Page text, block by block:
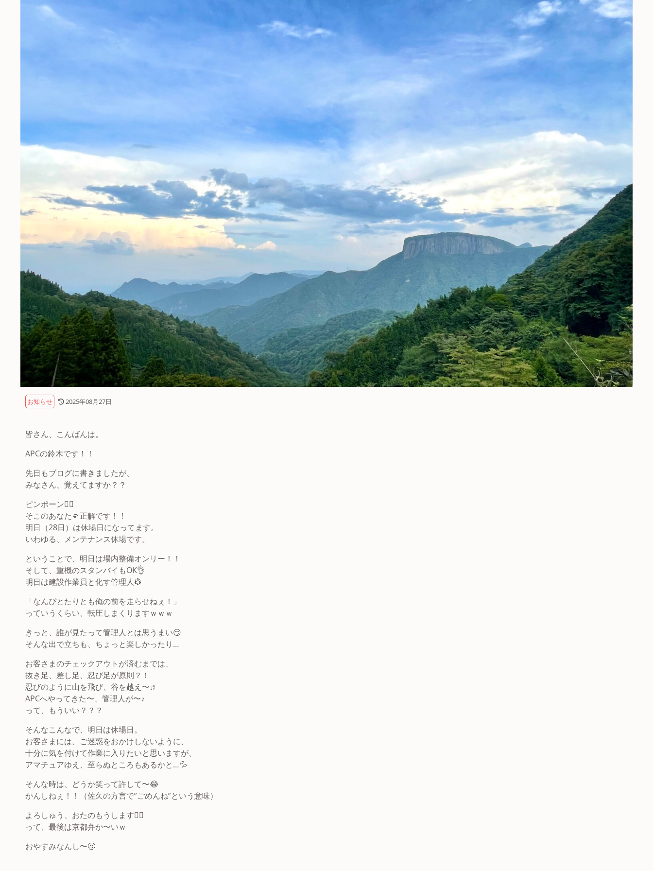
お知らせ 2025年08月27日
皆さん、こんばんは。
APCの鈴木です！！
先日もブログに書きましたが、
みなさん、覚えてますか？？
ピンポーン🙆‍♂️
そこのあなた🫵正解です！！
明日（28日）は休場日になってます。
いわゆる、メンテナンス休場です。
ということで、明日は場内整備オンリー！！
そして、重機のスタンバイもOK👌
明日は建設作業員と化す管理人👷
「なんぴとたりとも俺の前を走らせねぇ！」
っていうくらい、転圧しまくりますｗｗｗ
きっと、誰が見たって管理人とは思うまい😏
そんな出で立ちも、ちょっと楽しかったり…
お客さまのチェックアウトが済むまでは、
抜き足、差し足、忍び足が原則？！
忍びのように山を飛び、谷を越え〜♬
APCへやってきた〜、管理人が〜♪
って、もういい？？？
そんなこんなで、明日は休場日。
お客さまには、ご迷惑をおかけしないように、
十分に気を付けて作業に入りたいと思いますが、
アマチュアゆえ、至らぬところもあるかと…💦
そんな時は、どうか笑って許して〜😂
かんしねぇ！！（佐久の方言で”ごめんね”という意味）
よろしゅう、おたのもうします🙇‍♂️
って、最後は京都弁か〜いｗ
おやすみなんし〜🥱